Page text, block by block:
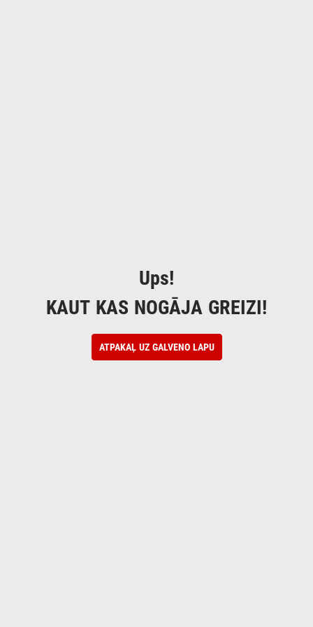
Ups!
KAUT KAS NOGĀJA GREIZI!
ATPAKAĻ UZ GALVENO LAPU